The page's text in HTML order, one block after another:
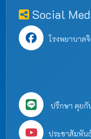
Social
โรงพยาบาล
ปรึกษา คุยกั
ประชาสัมพัน